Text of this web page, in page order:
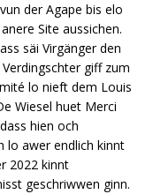
der Agape bis elo
Site aussichen.
säi Virgänger den
giff zum
lo nieft dem Louis
Wiesel huet Merci
hien och
lo awer endlich kinnt
2022 kinnt
geschriwwen ginn.